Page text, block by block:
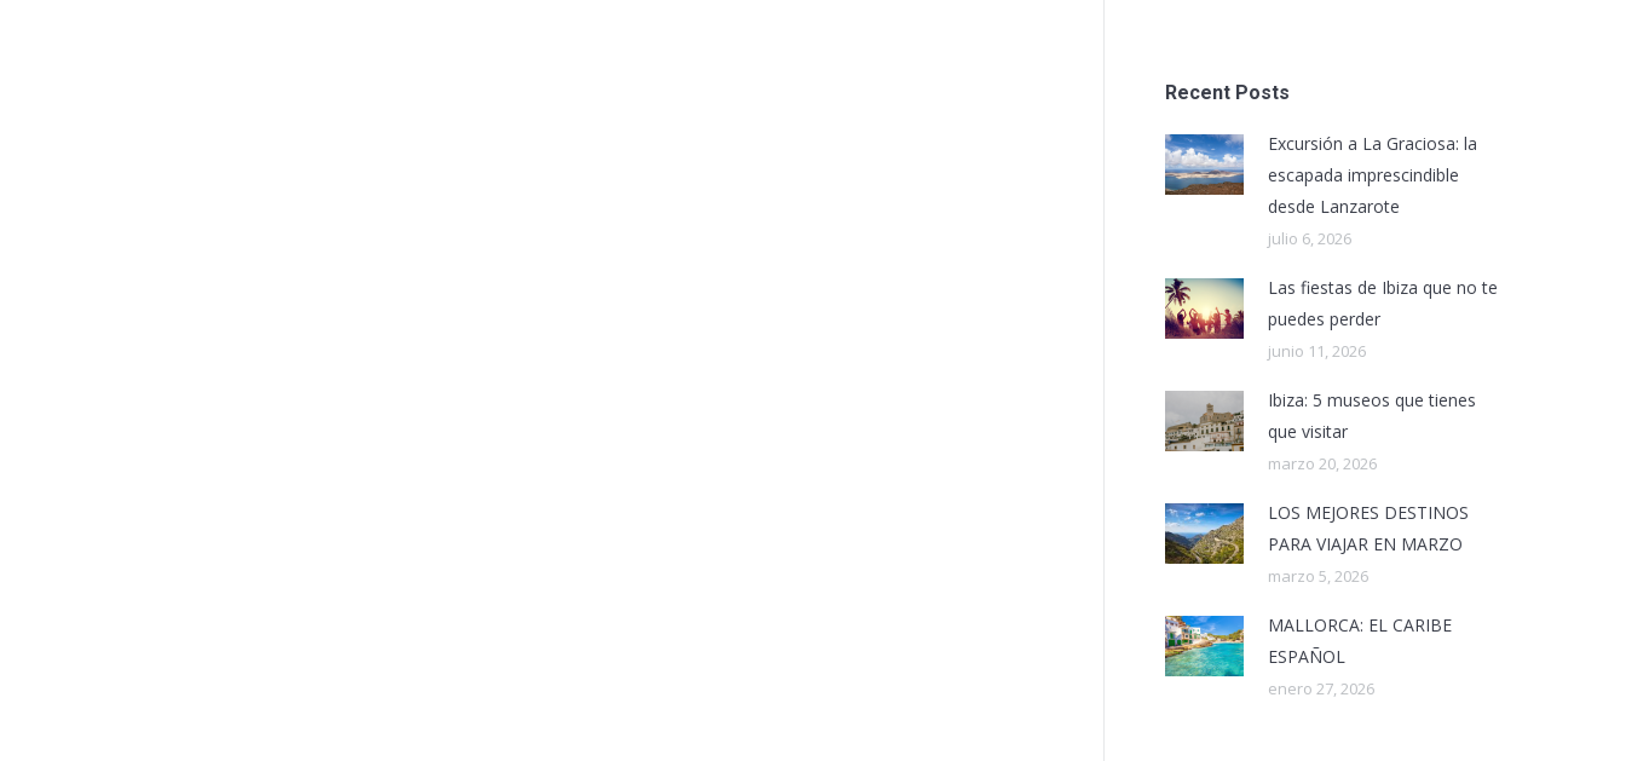
Recent Posts
Excursión a La Graciosa: la
escapada imprescindible
desde Lanzarote
julio 6, 2026
Las fiestas de Ibiza que no te
puedes perder
junio 11, 2026
Ibiza: 5 museos que tienes
que visitar
marzo 20, 2026
LOS MEJORES DESTINOS
PARA VIAJAR EN MARZO
marzo 5, 2026
MALLORCA: EL CARIBE
ESPAÑOL
enero 27, 2026